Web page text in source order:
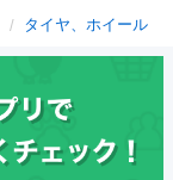
タイヤ、ホイール